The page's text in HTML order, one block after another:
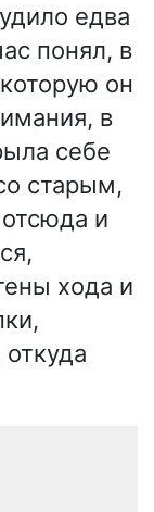
едва
понял, в
он
в
себе
старым,
и
хода и